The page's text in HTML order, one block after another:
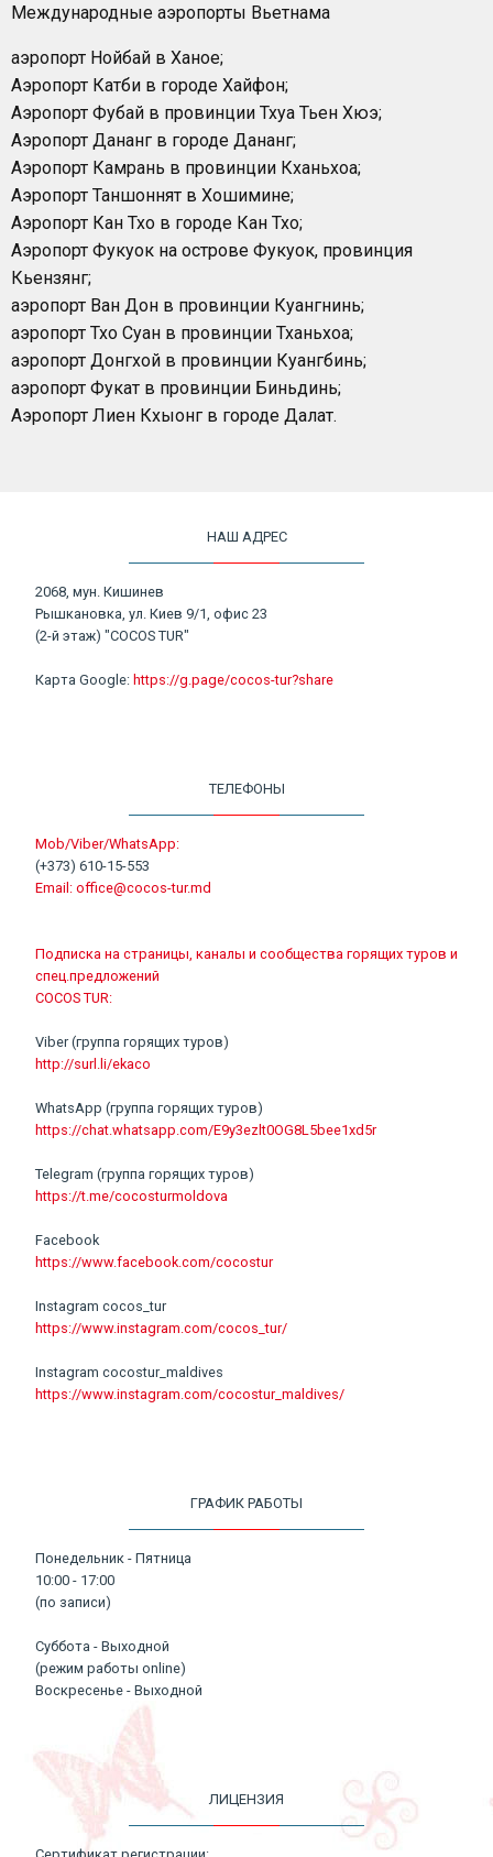
Международные аэропорты Вьетнама
аэропорт Нойбай в Ханое;
Аэропорт Катби в городе Хайфон;
Аэропорт Фубай в провинции Тхуа Тьен Хюэ;
Аэропорт Дананг в городе Дананг;
Аэропорт Камрань в провинции Кханьхоа;
Аэропорт Таншоннят в Хошимине;
Аэропорт Кан Тхо в городе Кан Тхо;
Аэропорт Фукуок на острове Фукуок, провинция
Кьензянг;
аэропорт Ван Дон в провинции Куангнинь;
аэропорт Тхо Суан в провинции Тханьхоа;
аэропорт Донгхой в провинции Куангбинь;
аэропорт Фукат в провинции Биньдинь;
Аэропорт Лиен Кхыонг в городе Далат.
НАШ АДРЕС
2068, мун. Кишинев
Рышкановка, ул. Киев 9/1, офис 23
(2-й этаж) "COCOS TUR"
Карта Google: https://g.page/cocos-tur?share
ТЕЛЕФОНЫ
Mob/Viber/WhatsApp:
(+373) 610-15-553
Email: office@cocos-tur.md
Подписка на страницы, каналы и сообщества горящих туров и
спец.предложений
COCOS TUR:
Viber (группа горящих туров)
http://surl.li/ekaco
WhatsApp (группа горящих туров)
https://chat.whatsapp.com/E9y3ezlt0OG8L5bee1xd5r
Telegram (группа горящих туров)
https://t.me/cocosturmoldova
Facebook
https://www.facebook.com/cocostur
Instagram cocos_tur
https://www.instagram.com/cocos_tur/
Instagram cocostur_maldives
https://www.instagram.com/cocostur_maldives/
ГРАФИК РАБОТЫ
Понедельник - Пятница
10:00 - 17:00
(по записи)
Суббота - Выходной
(режим работы online)
Воскресенье - Выходной
ЛИЦЕНЗИЯ